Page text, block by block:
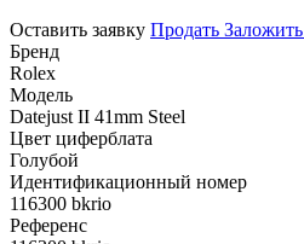
Оставить заявку Продать Заложить
Бренд
Rolex
Модель
Datejust II 41mm Steel
Цвет циферблата
Голубой
Идентификационный номер
116300 bkrio
Референс